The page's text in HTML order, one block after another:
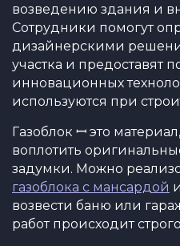
возведению здания и
Сотрудники помогут
дизайнерскими
участка и
инновационных
используются при
Газоблок ꟷ это
воплотить
задумки. Можно
газоблока с мансардой
возвести баню или
работ происходит